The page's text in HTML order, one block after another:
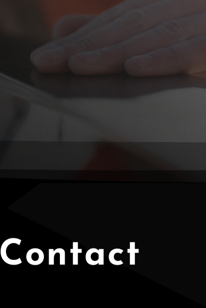
Du matériel toujours
Contact